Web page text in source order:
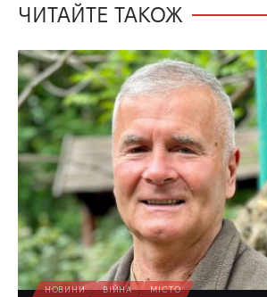
ЧИТАЙТЕ ТАКОЖ
НОВИНИ ВІЙНА МІСТО